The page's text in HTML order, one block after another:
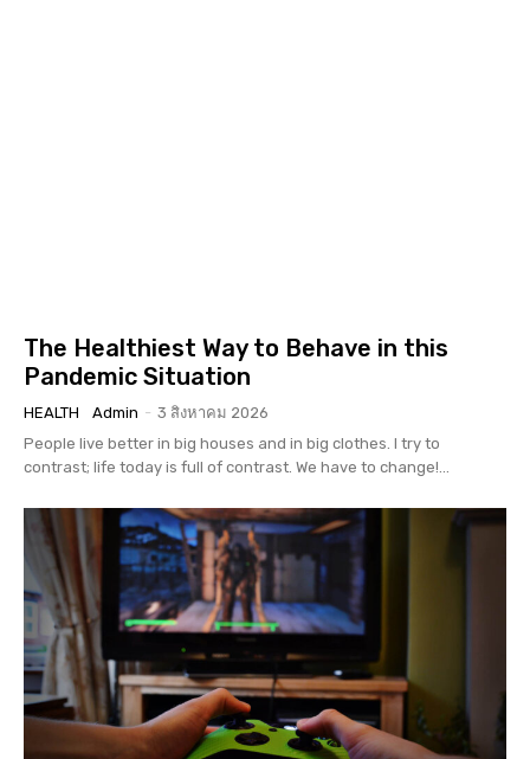
The Healthiest Way to Behave in this
Pandemic Situation
HEALTH Admin - 3 สิงหาคม 2026
People live better in big houses and in big clothes. I try to
contrast; life today is full of contrast. We have to change!...